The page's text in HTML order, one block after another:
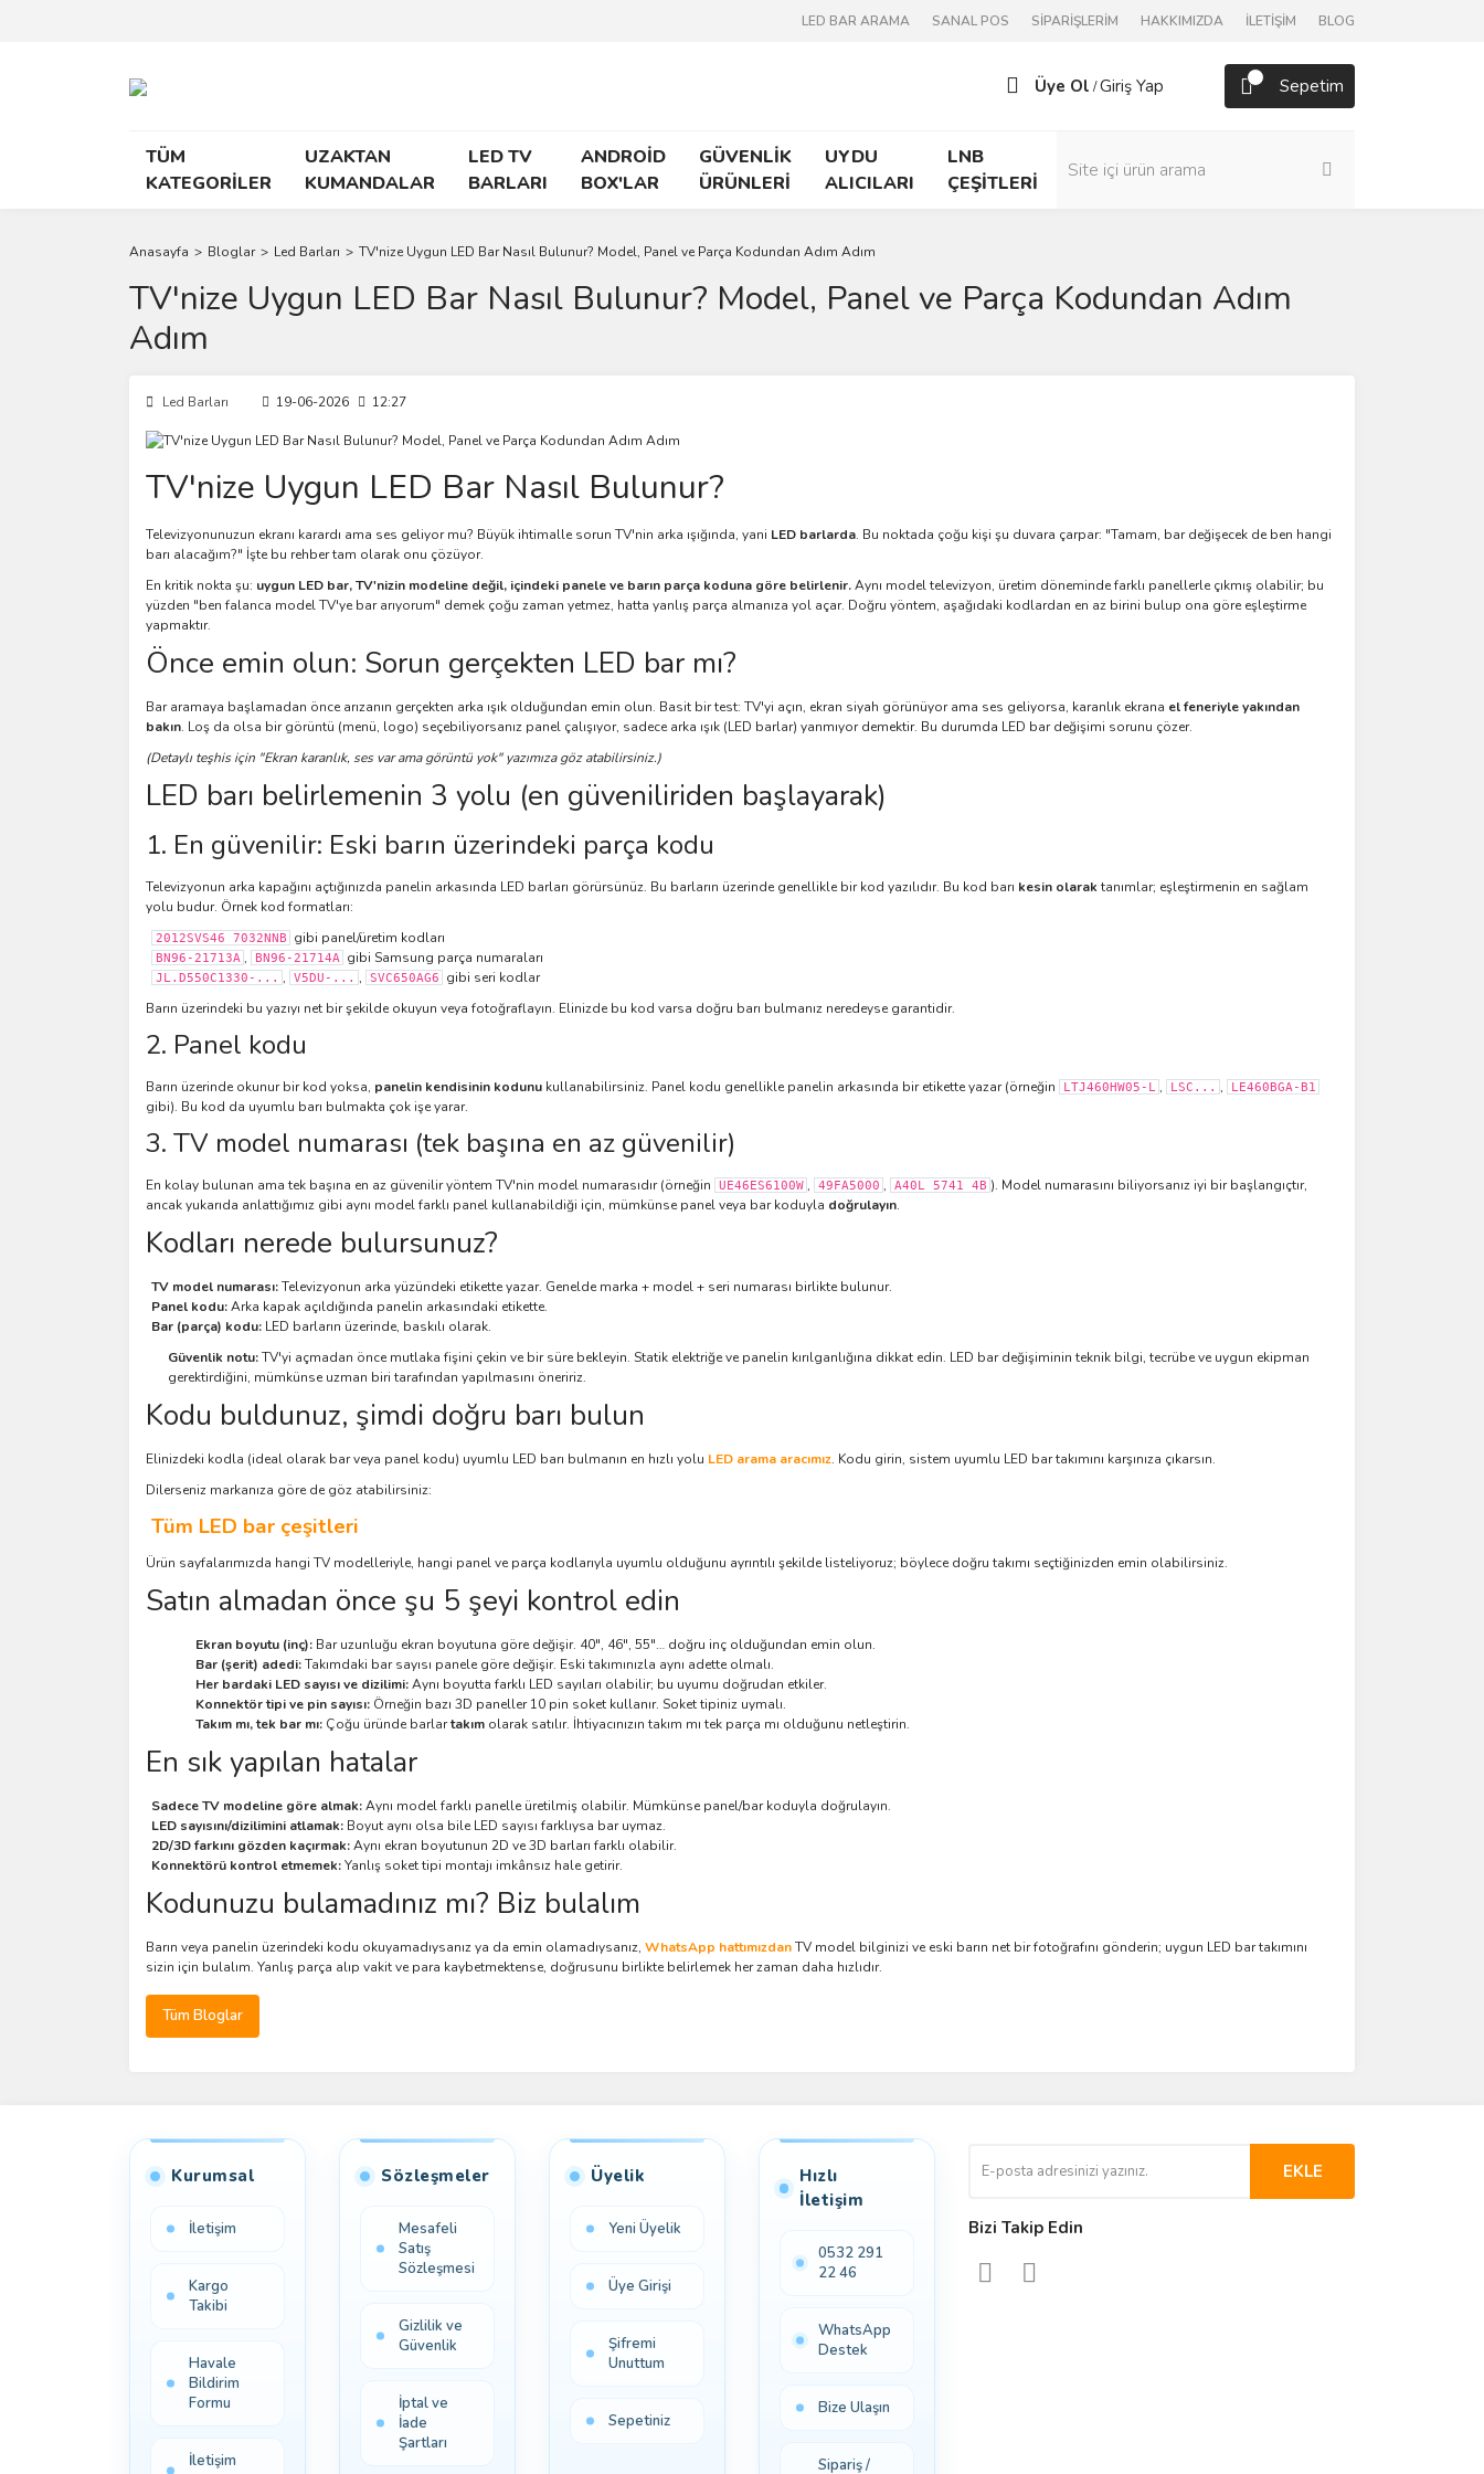
LED BAR ARAMA SANAL POS SİPARİŞLERİM HAKKIMIZDA İLETİŞİM BLOG
Üye Ol /Giriş Yap Sepetim
TÜM
KATEGORİLER
UZAKTAN
KUMANDALAR
LED TV
BARLARI
ANDROİD
BOX'LAR
GÜVENLİK
ÜRÜNLERİ
UYDU
ALICILARI
LNB
ÇEŞİTLERİ
Anasayfa Bloglar Led Barları TV'nize Uygun LED Bar Nasıl Bulunur? Model, Panel ve Parça Kodundan Adım Adım
TV'nize Uygun LED Bar Nasıl Bulunur? Model, Panel ve Parça Kodundan Adım
Adım
Led Barları 19-06-2026 12:27
TV'nize Uygun LED Bar Nasıl Bulunur?
Televizyonunuzun ekranı karardı ama ses geliyor mu? Büyük ihtimalle sorun TV'nin arka ışığında, yani LED barlarda. Bu noktada çoğu kişi şu duvara çarpar: "Tamam, bar değişecek de ben hangi
barı alacağım?" İşte bu rehber tam olarak onu çözüyor.
En kritik nokta şu: uygun LED bar, TV'nizin modeline değil, içindeki panele ve barın parça koduna göre belirlenir.Aynı model televizyon, üretim döneminde farklı panellerle çıkmış olabilir; bu
yüzden "ben falanca model TV'ye bar arıyorum" demek çoğu zaman yetmez, hatta yanlış parça almanıza yol açar. Doğru yöntem, aşağıdaki kodlardan en az birini bulup ona göre eşleştirme
yapmaktır.
Önce emin olun: Sorun gerçekten LED bar mı?
Bar aramaya başlamadan önce arızanın gerçekten arka ışık olduğundan emin olun. Basit bir test: TV'yi açın, ekran siyah görünüyor ama ses geliyorsa, karanlık ekrana el feneriyle yakından
bakın. Loş da olsa bir görüntü (menü, logo) seçebiliyorsanız panel çalışıyor, sadece arka ışık (LED barlar) yanmıyor demektir. Bu durumda LED bar değişimi sorunu çözer.
(Detaylı teşhis için "Ekran karanlık, ses var ama görüntü yok" yazımıza göz atabilirsiniz.)
LED barı belirlemenin 3 yolu (en güveniliriden başlayarak)
1. En güvenilir: Eski barın üzerindeki parça kodu
Televizyonun arka kapağını açtığınızda panelin arkasında LED barları görürsünüz. Bu barların üzerinde genellikle bir kod yazılıdır. Bu kod barı kesin olaraktanımlar; eşleştirmenin en sağlam
yolu budur. Örnek kod formatları:
2012SVS46 7032NNB gibi panel/üretim kodları
BN96-21713A , BN96-21714A gibi Samsung parça numaraları
JL.D550C1330-... , V5DU-... , SVC650AG6
gibi seri kodlar
Barın üzerindeki bu yazıyı net bir şekilde okuyun veya fotoğraflayın. Elinizde bu kod varsa doğru barı bulmanız neredeyse garantidir.
2. Panel kodu
Barın üzerinde okunur bir kod yoksa, panelin kendisinin kodunu kullanabilirsiniz. Panel kodu genellikle panelin arkasında bir etikette yazar (örneğin LTJ460HW05-L , LSC... , LE460BGA-B1
gibi). Bu kod da uyumlu barı bulmakta çok işe yarar.
3. TV model numarası (tek başına en az güvenilir)
En kolay bulunan ama tek başına en az güvenilir yöntem TV'nin model numarasıdır (örneğin UE46ES6100W , 49FA5000 , A40L 5741 4B ). Model numarasını biliyorsanız iyi bir başlangıçtır,
ancak yukarıda anlattığımız gibi aynı model farklı panel kullanabildiği için, mümkünse panel veya bar koduyla doğrulayın.
Kodları nerede bulursunuz?
TV model numarası:Televizyonun arka yüzündeki etikette yazar. Genelde marka + model + seri numarası birlikte bulunur.
Panel kodu:Arka kapak açıldığında panelin arkasındaki etikette.
Bar (parça) kodu: LED barların üzerinde, baskılı olarak.
Güvenlik notu:TV'yi açmadan önce mutlaka fişini çekin ve bir süre bekleyin. Statik elektriğe ve panelin kırılganlığına dikkat edin. LED bar değişiminin teknik bilgi, tecrübe ve uygun ekipman
gerektirdiğini, mümkünse uzman biri tarafından yapılmasını öneririz.
Kodu buldunuz, şimdi doğru barı bulun
Elinizdeki kodla (ideal olarak bar veya panel kodu) uyumlu LED barı bulmanın en hızlı yolu LED arama aracımız. Kodu girin, sistem uyumlu LED bar takımını karşınıza çıkarsın.
Dilerseniz markanıza göre de göz atabilirsiniz:
Tüm LED bar çeşitleri
Ürün sayfalarımızda hangi TV modelleriyle, hangi panel ve parça kodlarıyla uyumlu olduğunu ayrıntılı şekilde listeliyoruz; böylece doğru takımı seçtiğinizden emin olabilirsiniz.
Satın almadan önce şu 5 şeyi kontrol edin
Ekran boyutu (inç): Bar uzunluğu ekran boyutuna göre değişir. 40", 46", 55"… doğru inç olduğundan emin olun.
Bar (şerit) adedi:Takımdaki bar sayısı panele göre değişir. Eski takımınızla aynı adette olmalı.
Her bardaki LED sayısı ve dizilimi:Aynı boyutta farklı LED sayıları olabilir; bu uyumu doğrudan etkiler.
Konnektör tipi ve pin sayısı: Örneğin bazı 3D paneller 10 pin soket kullanır. Soket tipiniz uymalı.
Takım mı, tek bar mı: Çoğu üründe barlartakım olarak satılır. İhtiyacınızın takım mı tek parça mı olduğunu netleştirin.
En sık yapılan hatalar
Sadece TV modeline göre almak:Aynı model farklı panelle üretilmiş olabilir. Mümkünse panel/bar koduyla doğrulayın.
LED sayısını/dizilimini atlamak: Boyut aynı olsa bile LED sayısı farklıysa bar uymaz.
2D/3D farkını gözden kaçırmak:Aynı ekran boyutunun 2D ve 3D barları farklı olabilir.
Konnektörü kontrol etmemek:Yanlış soket tipi montajı imkânsız hale getirir.
Kodunuzu bulamadınız mı? Biz bulalım
Barın veya panelin üzerindeki kodu okuyamadıysanız ya da emin olamadıysanız, WhatsApp hattımızdanTV model bilginizi ve eski barın net bir fotoğrafını gönderin; uygun LED bar takımını
sizin için bulalım. Yanlış parça alıp vakit ve para kaybetmektense, doğrusunu birlikte belirlemek her zaman daha hızlıdır.
Tüm Bloglar
Kurumsal
İletişim
Kargo
Takibi
Havale
Bildirim
Formu
İletişim
Sözleşmeler
Mesafeli
Satış
Sözleşmesi
Gizlilik ve
Güvenlik
İptal ve
İade
Şartları
Üyelik
Yeni Üyelik
Üye Girişi
Şifremi
Unuttum
Sepetiniz
Hızlı
İletişim
0532 291
22 46
WhatsApp
Destek
Bize Ulaşın
Sipariş /
EKLE
Bizi Takip Edin